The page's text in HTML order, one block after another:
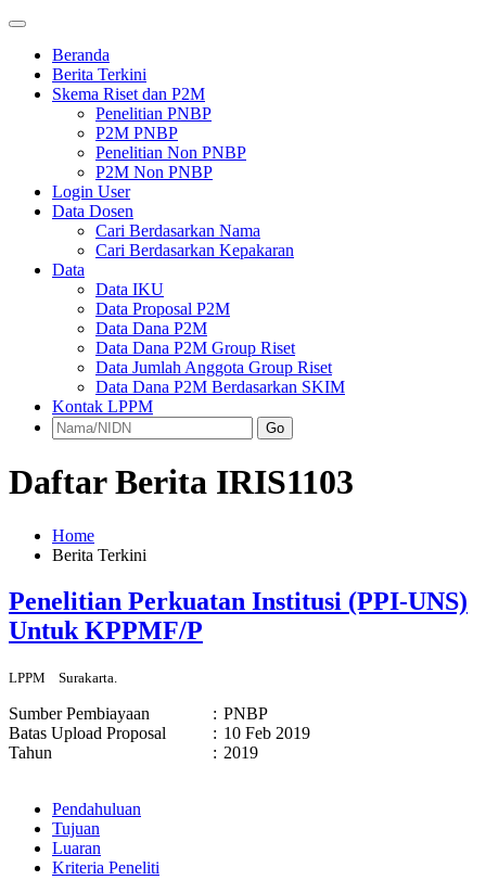
Beranda
Berita Terkini
Skema Riset dan P2M
Penelitian PNBP
P2M PNBP
Penelitian Non PNBP
P2M Non PNBP
Login User
Data Dosen
Cari Berdasarkan Nama
Cari Berdasarkan Kepakaran
Data
Data IKU
Data Proposal P2M
Data Dana P2M
Data Dana P2M Group Riset
Data Jumlah Anggota Group Riset
Data Dana P2M Berdasarkan SKIM
Kontak LPPM
Go
Daftar Berita IRIS1103
Home
Berita Terkini
Penelitian Perkuatan Institusi (PPI-UNS)
Untuk KPPMF/P
LPPM Surakarta.
Sumber Pembiayaan : PNBP
Batas Upload Proposal
: 10 Feb 2019
Tahun
: 2019
Pendahuluan
Tujuan
Luaran
Kriteria Peneliti